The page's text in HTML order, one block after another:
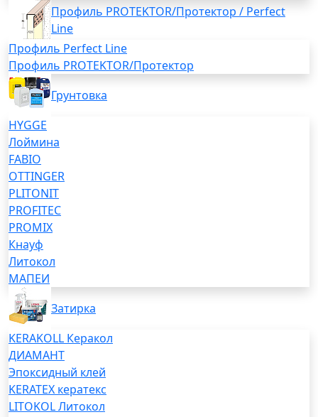
Профиль PROTEKTOR/Протектор / Perfect
Line
Профиль Perfect Line
Профиль PROTEKTOR/Протектор
Грунтовка
HYGGE
Лоймина
FABIO
OTTINGER
PLITONIT
PROFITEC
PROMIX
Кнауф
Литокол
МАПЕИ
Затирка
KERAKOLL Керакол
ДИАМАНТ
Эпоксидный клей
KERATEX кератекс
LITOKOL Литокол